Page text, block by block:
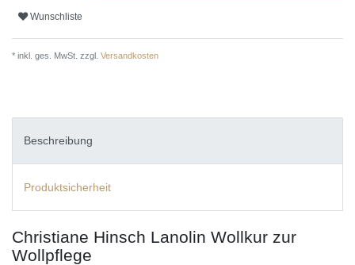
Wunschliste
* inkl. ges. MwSt. zzgl. Versandkosten
Beschreibung
Produktsicherheit
Christiane Hinsch Lanolin Wollkur zur
Wollpflege